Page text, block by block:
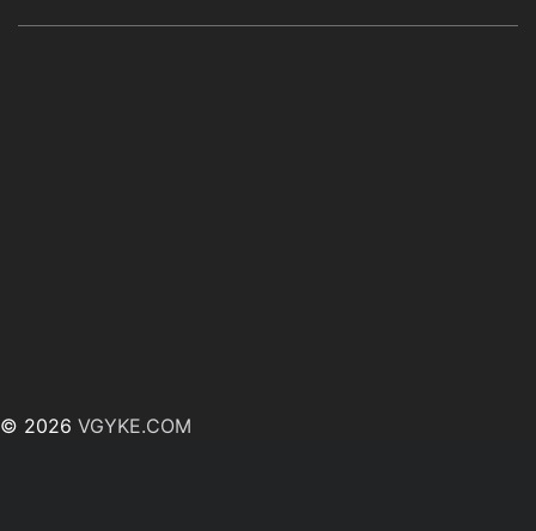
© 2026 VGYKE.COM